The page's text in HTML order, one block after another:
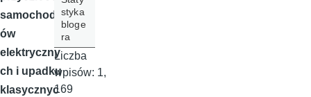
samochod
ów
elektryczny
ch i upadku
klasycznyc
styka
bloge
ra
Liczba
wpisów: 1,
169